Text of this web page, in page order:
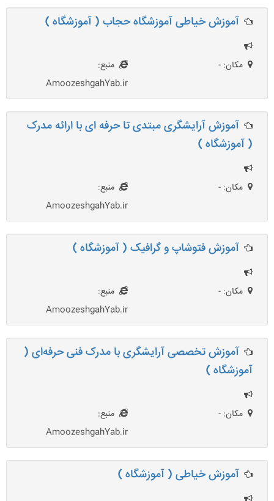
آموزش خیاطی آموزشگاه حجاب ( آموزشگاه )
مکان: -
منبع:
AmoozeshgahYab.ir
آموزش آرایشگری مبتدی تا حرفه ای با ارائه مدرک
( آموزشگاه )
مکان: -
منبع:
AmoozeshgahYab.ir
آموزش فتوشاپ و گرافیک ( آموزشگاه )
مکان: -
منبع:
AmoozeshgahYab.ir
آموزش تخصصی آرایشگری با مدرک فنی حرفه‌ای (
آموزشگاه )
مکان: -
منبع:
AmoozeshgahYab.ir
آموزش خیاطی ( آموزشگاه )